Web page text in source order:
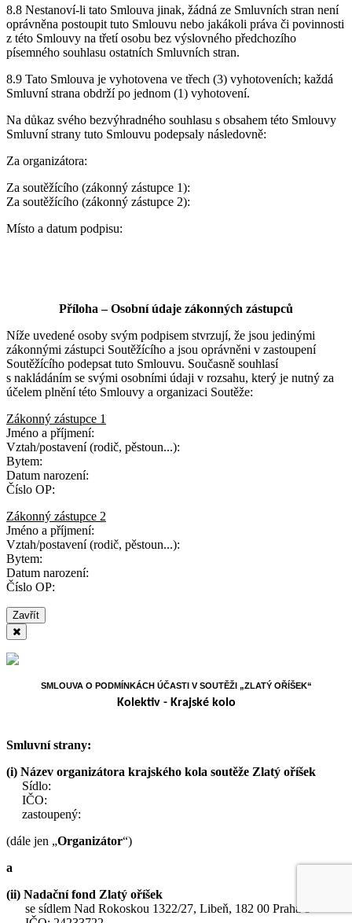
8.8 Nestanoví-li tato Smlouva jinak, žádná ze Smluvních stran není
oprávněna postoupit tuto Smlouvu nebo jakákoli práva či povinnosti
z této Smlouvy na třetí osobu bez výslovného předchozího
písemného souhlasu ostatních Smluvních stran.
8.9 Tato Smlouva je vyhotovena ve třech (3) vyhotoveních; každá
Smluvní strana obdrží po jednom (1) vyhotovení.
Na důkaz svého bezvýhradného souhlasu s obsahem této Smlouvy
Smluvní strany tuto Smlouvu podepsaly následovně:
Za organizátora:
Za soutěžícího (zákonný zástupce 1):
Za soutěžícího (zákonný zástupce 2):
Místo a datum podpisu:
Příloha – Osobní údaje zákonných zástupců
Níže uvedené osoby svým podpisem stvrzují, že jsou jedinými
zákonnými zástupci Soutěžícího a jsou oprávněni v zastoupení
Soutěžícího podepsat tuto Smlouvu. Současně souhlasí
s nakládáním se svými osobními údaji v rozsahu, který je nutný za
účelem plnění této Smlouvy a organizaci Soutěže:
Zákonný zástupce 1
Jméno a příjmení:
Vztah/postavení (rodič, pěstoun...):
Bytem:
Datum narození:
Číslo OP:
Zákonný zástupce 2
Jméno a příjmení:
Vztah/postavení (rodič, pěstoun...):
Bytem:
Datum narození:
Číslo OP:
Zavřít
SMLOUVA O PODMÍNKÁCH ÚČASTI V SOUTĚŽI „ZLATÝ OŘÍŠEK“
Kolektiv - Krajské kolo
Smluvní strany:
(i) Název organizátora krajského kola soutěže Zlatý oříšek
Sídlo:
IČO:
zastoupený:
(dále jen „Organizátor“)
a
(ii) Nadační fond Zlatý oříšek
se sídlem Nad Rokoskou 1322/27, Libeň, 182 00 Praha 8